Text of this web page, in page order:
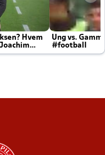
Hvem
Ung vs.
#football